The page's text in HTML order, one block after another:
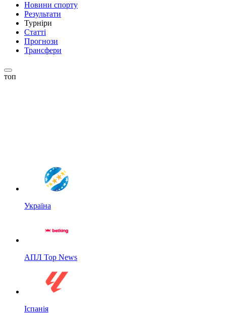
Новини спорту
Результати
Турніри
Статті
Прогнози
Трансфери
топ
Україна
АПЛ Top News
Іспанія